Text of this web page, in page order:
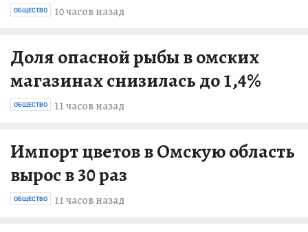
10 часов назад
ОБЩЕСТВО
Доля опасной рыбы в омских
магазинах снизилась до 1,4%
11 часов назад
ОБЩЕСТВО
Импорт цветов в Омскую область
вырос в 30 раз
11 часов назад
ОБЩЕСТВО